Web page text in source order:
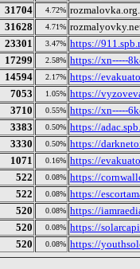
31704 4.72%
31628 4.71%
23301 3.47% https://
17299 2.58% https://xn-----
14594 2.17% https://
7053 1.05% https://
3710 0.55% https://xn-----
3383 0.50% https://
3330 0.50% https://
1071 0.16% https://
522 0.08% https://
522 0.08% https://
520 0.08% https://
520 0.08% https://
520 0.08% https://